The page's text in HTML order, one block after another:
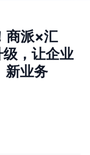
商派×汇
级，让企业
新业务